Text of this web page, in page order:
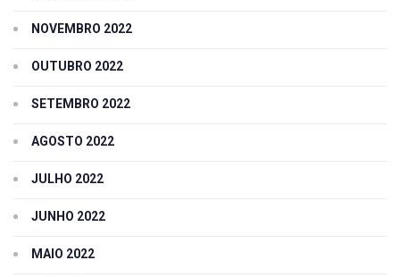
NOVEMBRO 2022
OUTUBRO 2022
SETEMBRO 2022
AGOSTO 2022
JULHO 2022
JUNHO 2022
MAIO 2022